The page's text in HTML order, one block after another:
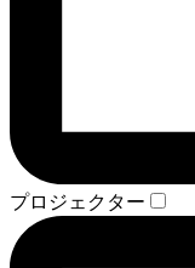
プロジェクター